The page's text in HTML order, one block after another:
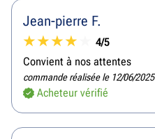
Jean-pierre F.
4/5
Convient à nos attentes
commande réalisée le 12/06/2025
Acheteur vérifié